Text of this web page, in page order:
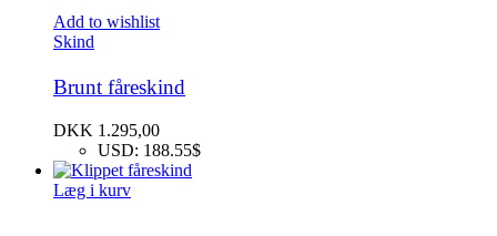
Add to wishlist
Skind
Brunt fåreskind
DKK 1.295,00
USD: 188.55$
Læg i kurv